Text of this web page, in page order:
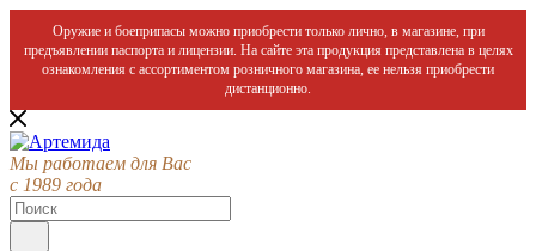
Оружие и боеприпасы можно приобрести только лично, в магазине, при
предъявлении паспорта и лицензии. На сайте эта продукция представлена в целях
ознакомления с ассортиментом розничного магазина, ее нельзя приобрести
дистанционно.
Мы работаем для Вас
с 1989 года